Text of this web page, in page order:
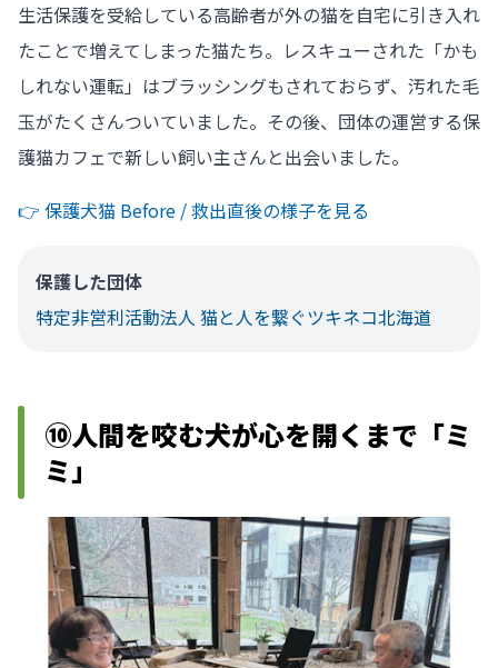
生活保護を受給している高齢者が外の猫を自宅に引き入れ
たことで増えてしまった猫たち。レスキューされた「かも
しれない運転」はブラッシングもされておらず、汚れた毛
玉がたくさんついていました。その後、団体の運営する保
護猫カフェで新しい飼い主さんと出会いました。
👉️ 保護犬猫 Before / 救出直後の様子を見る
保護した団体
特定非営利活動法人 猫と人を繋ぐツキネコ北海道
⑩人間を咬む犬が心を開くまで「ミ
ミ」